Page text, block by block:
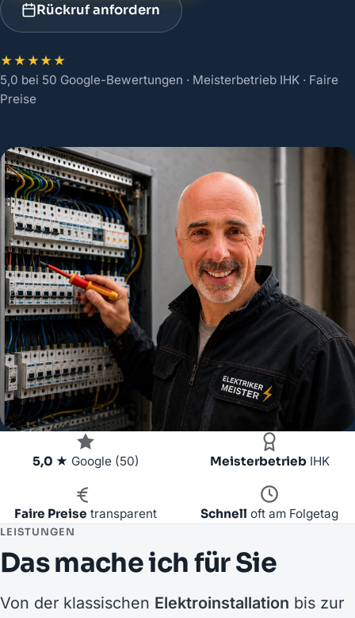
Rückruf anfordern
★★★★★
5,0 bei 50 Google-Bewertungen · Meisterbetrieb IHK · Faire
Preise
5,0 ★ Google (50) MeisterbetriebIHK
Faire Preise transparent Schnell oft am Folgetag
LEISTUNGEN
Das mache ich für Sie
Von der klassischen Elektroinstallation bis zur